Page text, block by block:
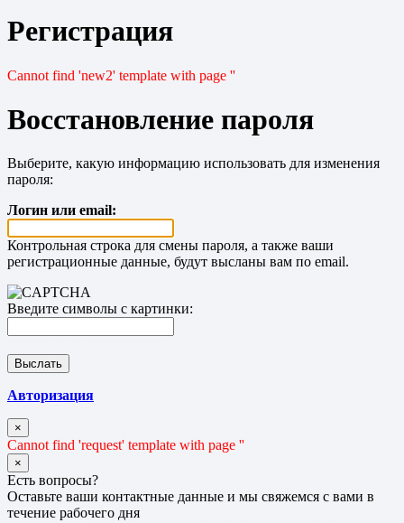
Регистрация
Cannot find 'new2' template with page ''
Восстановление пароля
Выберите, какую информацию использовать для изменения
пароля:
Логин или email:
Контрольная строка для смены пароля, а также ваши
регистрационные данные, будут высланы вам по email.
Введите символы с картинки:
Авторизация
×
Cannot find 'request' template with page ''
×
Есть вопросы?
Оставьте ваши контактные данные и мы свяжемся с вами в
течение рабочего дня